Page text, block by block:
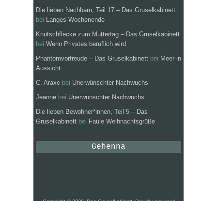
Die lieben Nachbarn, Teil 17 – Das Gruselkabinett
bei Langes Wochenende
Knutschflecke zum Muttertag – Das Gruselkabinett
bei Wenn Privates beruflich wird
Phantomvorfreude – Das Gruselkabinett bei Meer in
Aussicht
C. Araxe bei Unerwünschter Nachwuchs
Jeanne bei Unerwünschter Nachwuchs
Die lieben Bewohner*innen, Teil 5 – Das
Gruselkabinett bei Faule Weihnachtsgrüße
Gehenna